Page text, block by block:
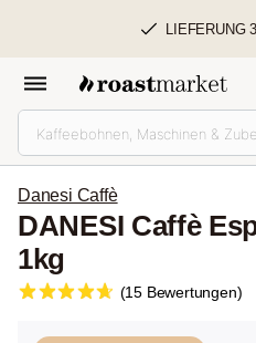
LIEFERUNG
Danesi Caffè
DANESI Caffè
1kg
(15 Bewertungen)